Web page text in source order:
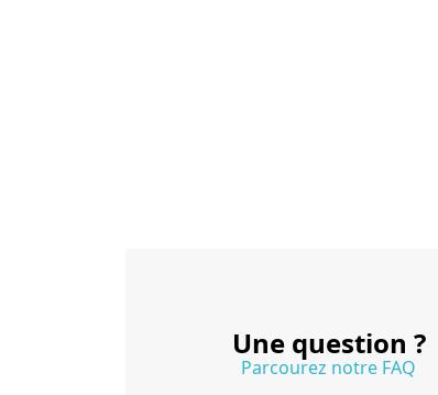
Une question ?
Parcourez notre FAQ